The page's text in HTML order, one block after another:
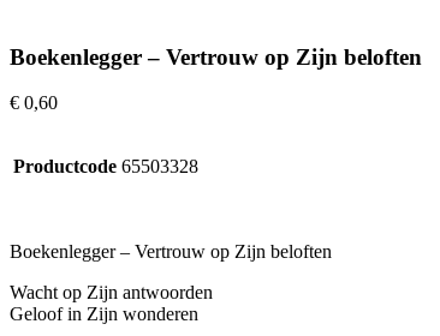
Boekenlegger – Vertrouw op Zijn beloften
€ 0,60
Productcode 65503328
Boekenlegger – Vertrouw op Zijn beloften
Wacht op Zijn antwoorden
Geloof in Zijn wonderen